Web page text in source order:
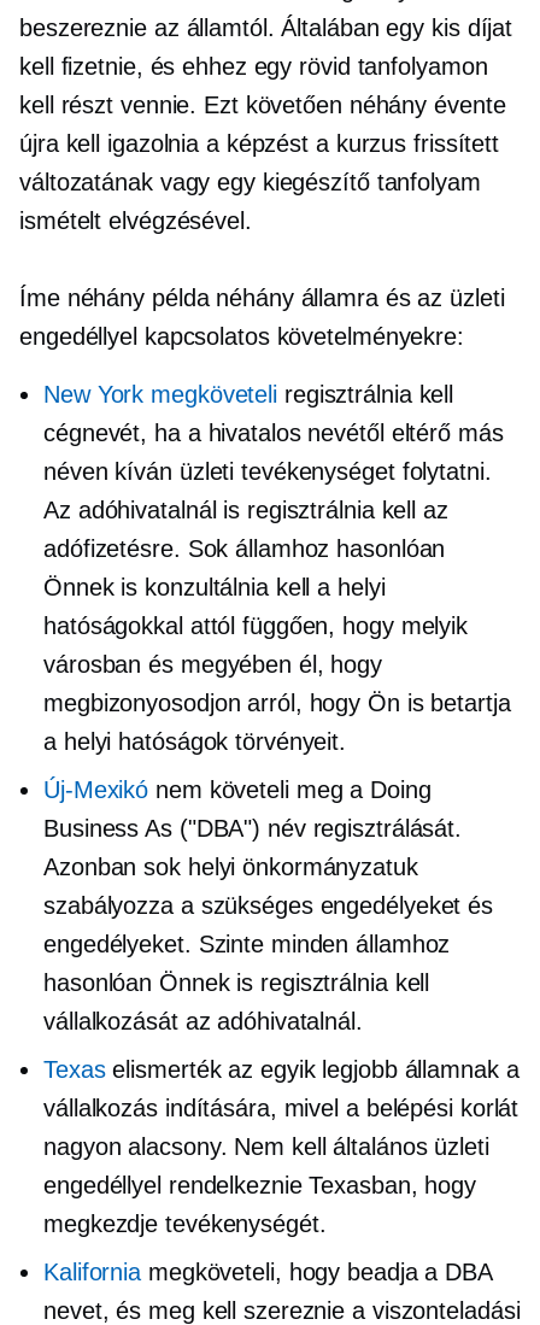
beszereznie az államtól. Általában egy kis díjat
kell fizetnie, és ehhez egy rövid tanfolyamon
kell részt vennie. Ezt követően néhány évente
újra kell igazolnia a képzést a kurzus frissített
változatának vagy egy kiegészítő tanfolyam
ismételt elvégzésével.
Íme néhány példa néhány államra és az üzleti
engedéllyel kapcsolatos követelményekre:
New York megköveteli regisztrálnia kell
cégnevét, ha a hivatalos nevétől eltérő más
néven kíván üzleti tevékenységet folytatni.
Az adóhivatalnál is regisztrálnia kell az
adófizetésre. Sok államhoz hasonlóan
Önnek is konzultálnia kell a helyi
hatóságokkal attól függően, hogy melyik
városban és megyében él, hogy
megbizonyosodjon arról, hogy Ön is betartja
a helyi hatóságok törvényeit.
Új-Mexikó nem követeli meg a Doing
Business As ("DBA") név regisztrálását.
Azonban sok helyi önkormányzatuk
szabályozza a szükséges engedélyeket és
engedélyeket. Szinte minden államhoz
hasonlóan Önnek is regisztrálnia kell
vállalkozását az adóhivatalnál.
Texaselismerték az egyik legjobb államnak a
vállalkozás indítására, mivel a belépési korlát
nagyon alacsony. Nem kell általános üzleti
engedéllyel rendelkeznie Texasban, hogy
megkezdje tevékenységét.
Kalifornia megköveteli, hogy beadja a DBA
nevet, és meg kell szereznie a viszonteladási